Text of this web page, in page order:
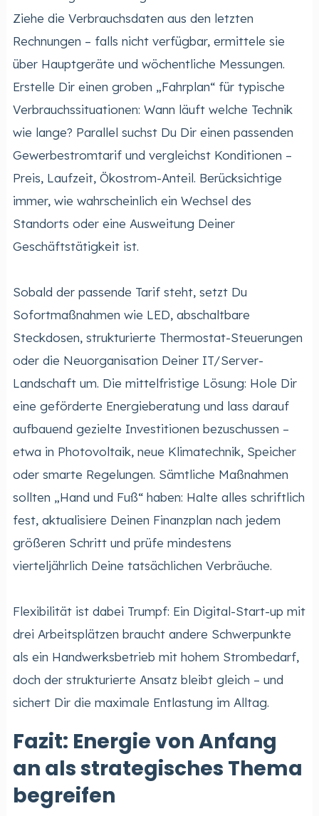
Ziehe die Verbrauchsdaten aus den letzten
Rechnungen – falls nicht verfügbar, ermittele sie
über Hauptgeräte und wöchentliche Messungen.
Erstelle Dir einen groben „Fahrplan“ für typische
Verbrauchssituationen: Wann läuft welche Technik
wie lange? Parallel suchst Du Dir einen passenden
Gewerbestromtarif und vergleichst Konditionen –
Preis, Laufzeit, Ökostrom-Anteil. Berücksichtige
immer, wie wahrscheinlich ein Wechsel des
Standorts oder eine Ausweitung Deiner
Geschäftstätigkeit ist.
Sobald der passende Tarif steht, setzt Du
Sofortmaßnahmen wie LED, abschaltbare
Steckdosen, strukturierte Thermostat-Steuerungen
oder die Neuorganisation Deiner IT/Server-
Landschaft um. Die mittelfristige Lösung: Hole Dir
eine geförderte Energieberatung und lass darauf
aufbauend gezielte Investitionen bezuschussen –
etwa in Photovoltaik, neue Klimatechnik, Speicher
oder smarte Regelungen. Sämtliche Maßnahmen
sollten „Hand und Fuß“ haben: Halte alles schriftlich
fest, aktualisiere Deinen Finanzplan nach jedem
größeren Schritt und prüfe mindestens
vierteljährlich Deine tatsächlichen Verbräuche.
Flexibilität ist dabei Trumpf: Ein Digital-Start-up mit
drei Arbeitsplätzen braucht andere Schwerpunkte
als ein Handwerksbetrieb mit hohem Strombedarf,
doch der strukturierte Ansatz bleibt gleich – und
sichert Dir die maximale Entlastung im Alltag.
Fazit: Energie von Anfang
an als strategisches Thema
begreifen